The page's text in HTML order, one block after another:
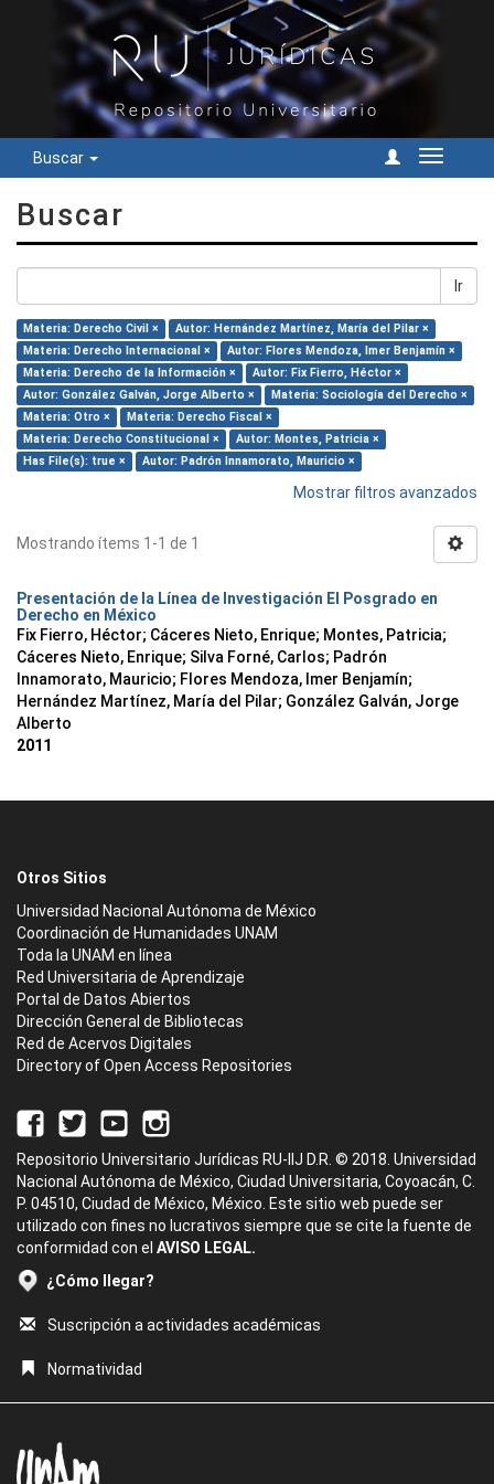
Buscar
Cambiar
Buscar
Ir
Materia: Derecho Civil ×
Autor: Hernández Martínez, María del Pilar ×
Materia: Derecho Internacional ×
Autor: Flores Mendoza, Imer Benjamín ×
Materia: Derecho de la Información ×
Autor: Fix Fierro, Héctor ×
Autor: González Galván, Jorge Alberto ×
Materia: Sociología del Derecho ×
Materia: Otro ×
Materia: Derecho Fiscal ×
Materia: Derecho Constitucional ×
Autor: Montes, Patricia ×
Has File(s): true ×
Autor: Padrón Innamorato, Mauricio ×
Mostrar filtros avanzados
Mostrando ítems 1-1 de 1
Presentación de la Línea de Investigación El Posgrado en
Derecho en México
Fix Fierro, Héctor; Cáceres Nieto, Enrique; Montes, Patricia;
Cáceres Nieto, Enrique; Silva Forné, Carlos; Padrón
Innamorato, Mauricio; Flores Mendoza, Imer Benjamín;
Hernández Martínez, María del Pilar; González Galván, Jorge
Alberto
2011
Otros Sitios
Universidad Nacional Autónoma de México
Coordinación de Humanidades UNAM
Toda la UNAM en línea
Red Universitaria de Aprendizaje
Portal de Datos Abiertos
Dirección General de Bibliotecas
Red de Acervos Digitales
Directory of Open Access Repositories
Repositorio Universitario Jurídicas RU-IIJ D.R. © 2018. Universidad
Nacional Autónoma de México, Ciudad Universitaria, Coyoacán, C.
P. 04510, Ciudad de México, México. Este sitio web puede ser
utilizado con fines no lucrativos siempre que se cite la fuente de
conformidad con el AVISO LEGAL.
¿Cómo llegar?
Suscripción a actividades académicas
Normatividad